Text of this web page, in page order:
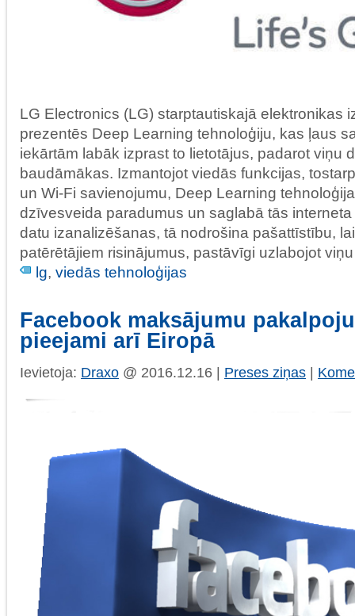
LG Electronics (LG) starptautiskajā elektronikas
prezentēs Deep Learning tehnoloģiju, kas ļaus
iekārtām labāk izprast to lietotājus, padarot viņu
baudāmākas. Izmantojot viedās funkcijas,
un Wi-Fi savienojumu, Deep Learning
dzīvesveida paradumus un saglabā tās
datu izanalizēšanas, tā nodrošina pašattīstību,
patērētājiem risinājumus, pastāvīgi uzlabojot
lg, viedās tehnoloģijas
Facebook maksājumu
pieejami arī Eiropā
Ievietoja: Draxo @ 2016.12.16 | Preses ziņas